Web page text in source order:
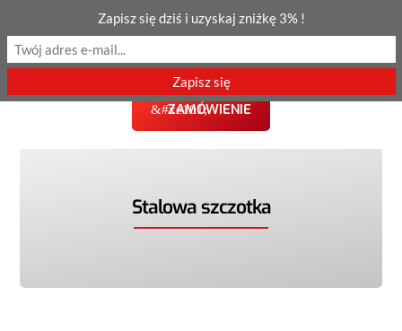
ZAMÓWIENIE
Stalowa szczotka
Zapisz się dziś i uzyskaj zniżkę 3% !